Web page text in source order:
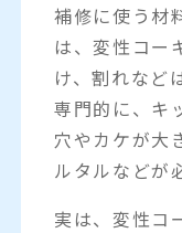
補修に使う材
は、変性コー
け、割れなど
専門的に、キ
穴やカケが大
ルタルなどが
実は、変性コ